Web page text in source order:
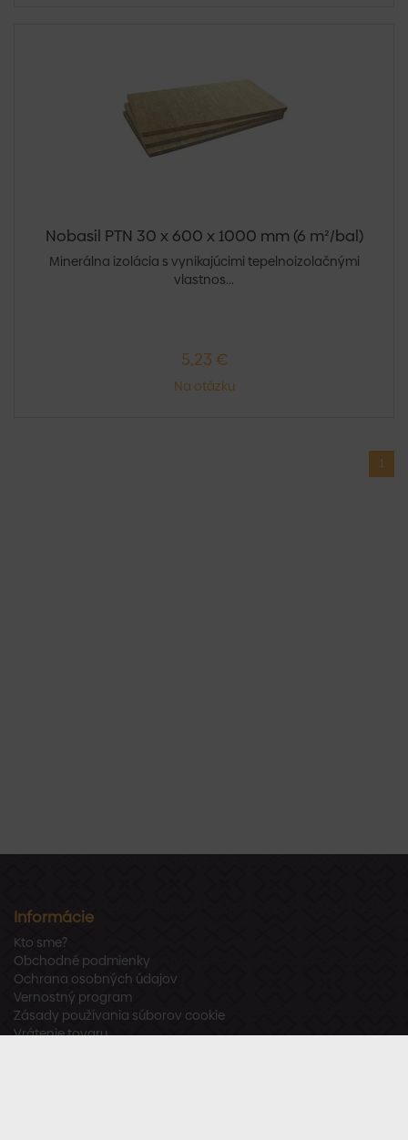
Nobasil PTN 30 x 600 x 1000 mm (6 m²/bal)
Minerálna izolácia s vynikajúcimi tepelnoizolačnými
vlastnos...
5,23 €
Na otázku
1
Informácie
Kto sme?
Obchodné podmienky
Ochrana osobných údajov
Vernostný program
Zásady používania súborov cookie
Vrátenie tovaru